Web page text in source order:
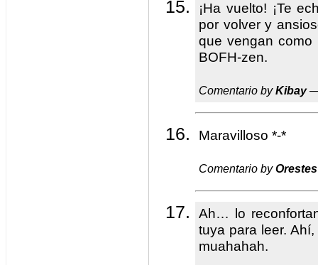
¡Ha vuelto! ¡Te
por volver y
que vengan como
BOFH-zen.
Comentario byKibay—
Maravilloso *-*
Comentario byOrestes
Ah… lo
tuya para leer.
muahahah.